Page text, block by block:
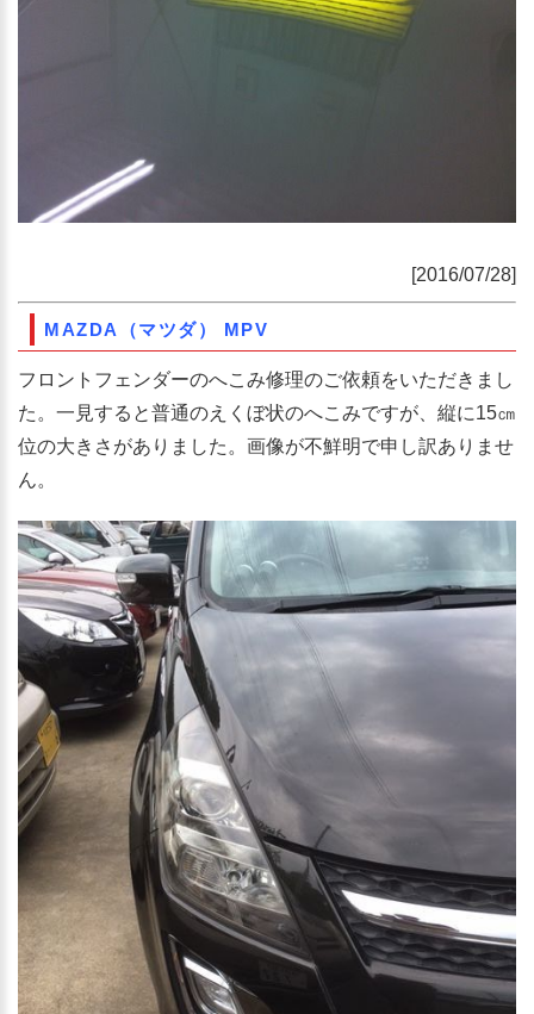
[2016/07/28]
MAZDA（マツダ） MPV
フロントフェンダーのへこみ修理のご依頼をいただきまし
た。一見すると普通のえくぼ状のへこみですが、縦に15㎝
位の大きさがありました。画像が不鮮明で申し訳ありませ
ん。